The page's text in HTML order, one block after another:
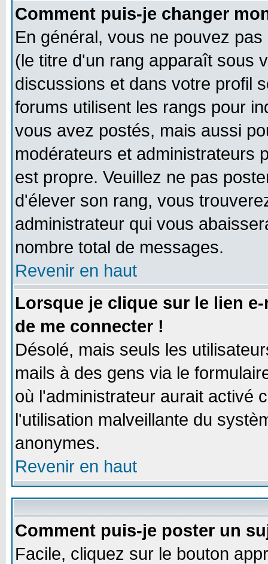
Comment puis-je changer
En général, vous ne pouvez
(le titre d'un rang apparaît sous
discussions et dans votre profil
forums utilisent les rangs pour
vous avez postés, mais aussi
modérateurs et administrateurs
est propre. Veuillez ne pas
d'élever son rang, vous
administrateur qui vous
nombre total de messages.
Revenir en haut
Lorsque je clique sur le lien
de me connecter !
Désolé, mais seuls les
mails à des gens via le
où l'administrateur aurait activé
l'utilisation malveillante du
anonymes.
Revenir en haut
Comment puis-je poster un
Facile, cliquez sur le bouton